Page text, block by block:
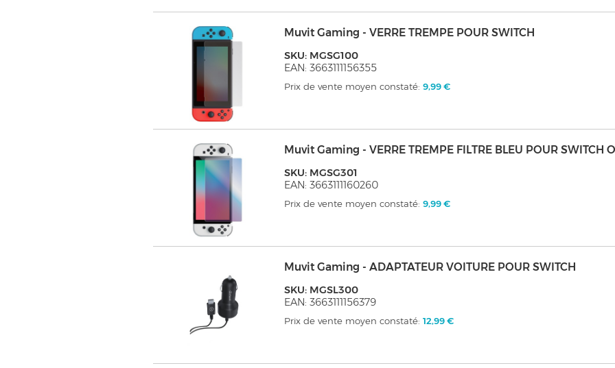
Muvit Gaming - VERRE TREMPE POUR SWITCH
SKU: MGSG100
EAN: 3663111156355
Prix de vente moyen constaté:9,99 €
Muvit Gaming - VERRE TREMPE FILTRE BLEU POUR SWITCH
SKU: MGSG301
EAN: 3663111160260
Prix de vente moyen constaté:9,99 €
Muvit Gaming - ADAPTATEUR VOITURE POUR SWITCH
SKU: MGSL300
EAN: 3663111156379
Prix de vente moyen constaté:12,99 €